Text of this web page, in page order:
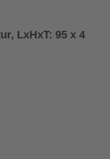
LxHxT: 95 x 4